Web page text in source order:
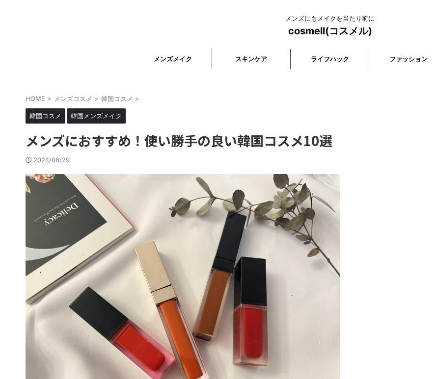
メンズにもメイクを当たり前に
cosmell(コスメル)
メンズメイク スキンケア ライフハック ファッション
HOME > メンズコスメ > 韓国コスメ >
韓国コスメ 韓国メンズメイク
メンズにおすすめ！使い勝手の良い韓国コスメ10選
2024/08/29